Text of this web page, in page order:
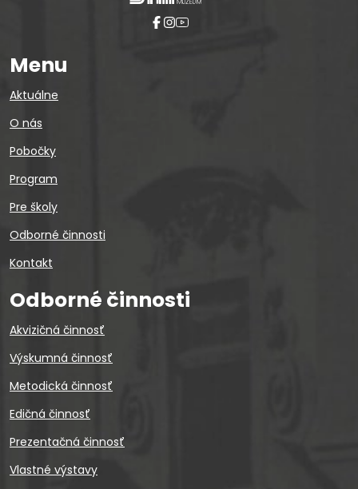
Menu
Aktuálne
O nás
Pobočky
Program
Pre školy
Odborné činnosti
Kontakt
Odborné činnosti
Akvizičná činnosť
Výskumná činnosť
Metodická činnosť
Edičná činnosť
Prezentačná činnosť
Vlastné výstavy